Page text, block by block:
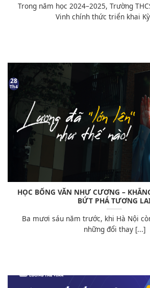
Trong năm học 2024–2025, Trường
Vinh chính thức triển khai
HỌC BỔNG VĂN NHƯ CƯƠNG –
BỨT PHÁ TƯƠNG
Ba mươi sáu năm trước, khi Hà Nội
những đổi thay [...]
28
Th4